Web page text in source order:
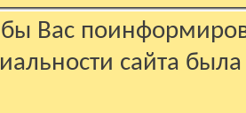
Вас
сайта